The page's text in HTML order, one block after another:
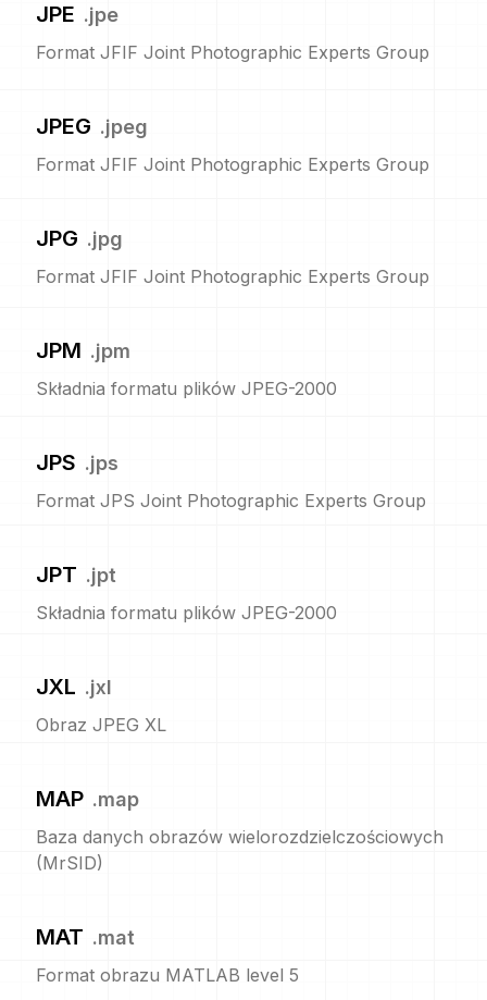
JPE .jpe
Format JFIF Joint Photographic Experts Group
JPEG .jpeg
Format JFIF Joint Photographic Experts Group
JPG .jpg
Format JFIF Joint Photographic Experts Group
JPM .jpm
Składnia formatu plików JPEG-2000
JPS .jps
Format JPS Joint Photographic Experts Group
JPT .jpt
Składnia formatu plików JPEG-2000
JXL .jxl
Obraz JPEG XL
MAP .map
Baza danych obrazów wielorozdzielczościowych
(MrSID)
MAT .mat
Format obrazu MATLAB level 5